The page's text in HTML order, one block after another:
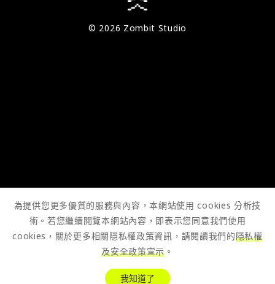
© 2026 Zombit Studio
為提供您更多優質的服務與內容，本網站使用 cookies 分析技
術。若您繼續閱覽本網站內容，即表示您同意我們使用
cookies，關於更多相關隱私權政策資訊，請閱讀我們的隱私權
及安全政策宣示 。
我知道了